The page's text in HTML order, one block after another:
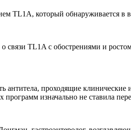
TL1A, который
связи TL1A с обострениями и
антитела, проходящие
изначально не ставила